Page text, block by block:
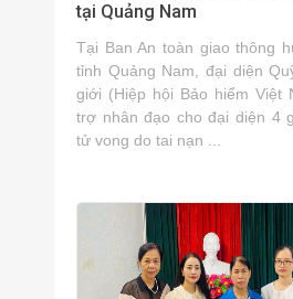
tại Quảng Nam
Tại Ban An toàn giao thông
tỉnh Quảng Nam, đại diện
giới (Hiệp hội Bảo hiểm Việt
trợ nhân đạo cho đại diện 4
tử vong do tai nạn ...